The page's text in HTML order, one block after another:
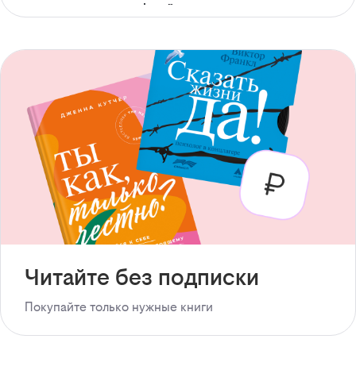
с доступом офлайн
Читайте без подписки
Покупайте только нужные книги